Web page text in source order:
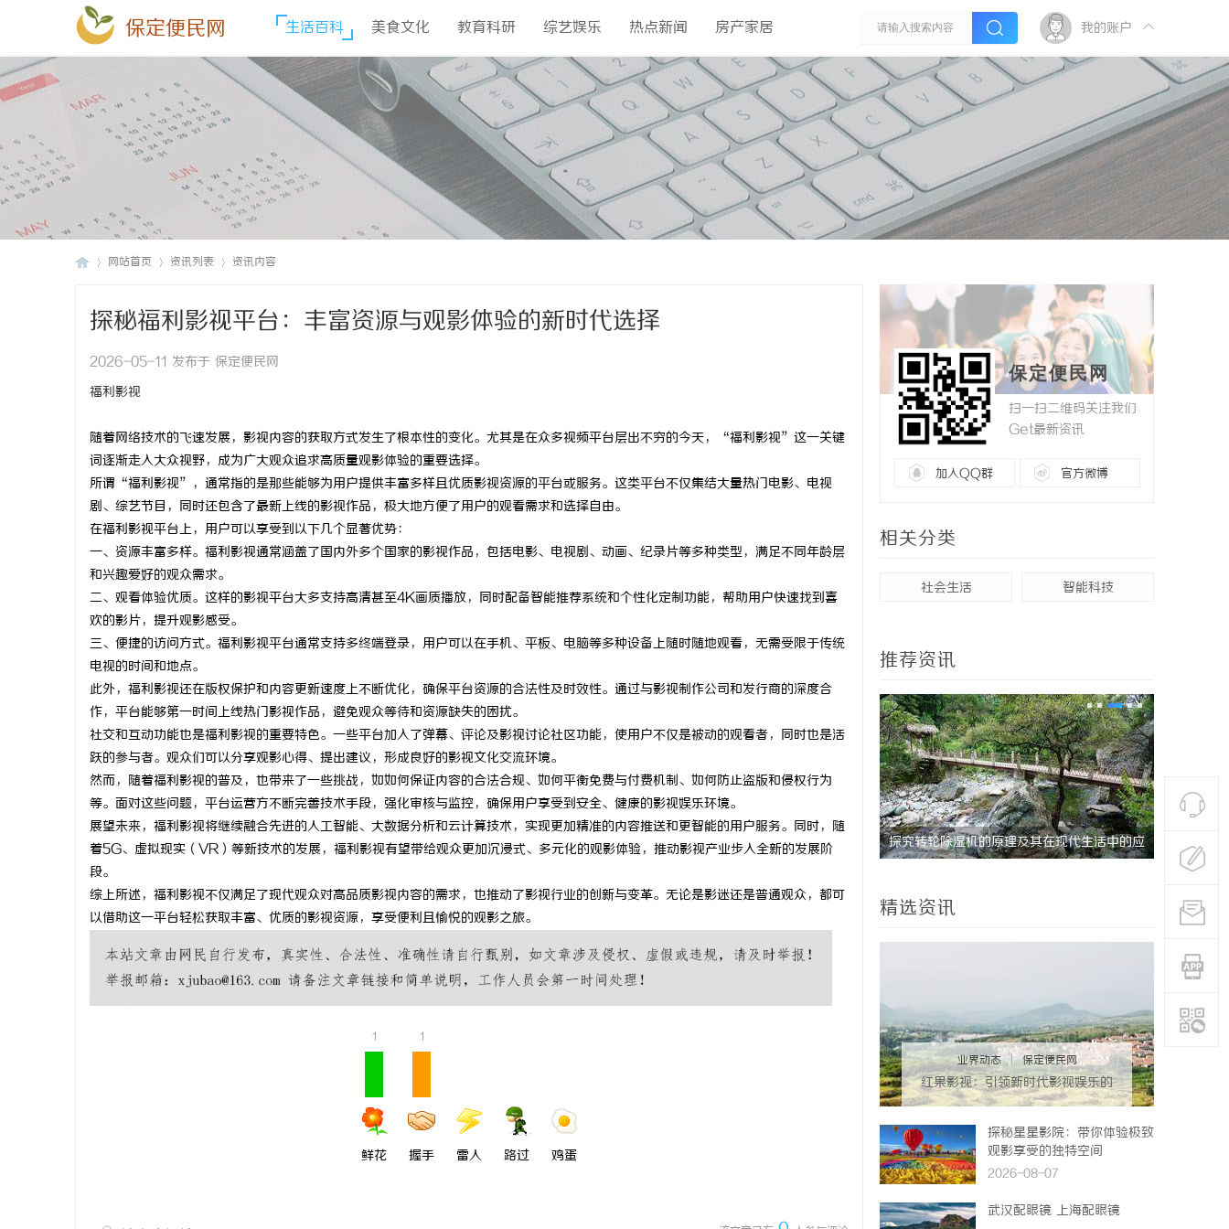
保定便民网 生活百科 美食文化 教育科研 综艺娱乐 热点新闻 房产家居 我的账户
网站首页 资讯列表 资讯内容
探秘福利影视平台：丰富资源与观影体验的新时代选择
2026-05-11 发布于 保定便民网
福利影视
随着网络技术的飞速发展，影视内容的获取方式发生了根本性的变化。尤其是在众多视频平台层出不穷的今天，“福利影视”这一关键
词逐渐走入大众视野，成为广大观众追求高质量观影体验的重要选择。
所谓“福利影视”，通常指的是那些能够为用户提供丰富多样且优质影视资源的平台或服务。这类平台不仅集结大量热门电影、电视
剧、综艺节目，同时还包含了最新上线的影视作品，极大地方便了用户的观看需求和选择自由。
在福利影视平台上，用户可以享受到以下几个显著优势：
一、资源丰富多样。福利影视通常涵盖了国内外多个国家的影视作品，包括电影、电视剧、动画、纪录片等多种类型，满足不同年龄层
和兴趣爱好的观众需求。
二、观看体验优质。这样的影视平台大多支持高清甚至4K画质播放，同时配备智能推荐系统和个性化定制功能，帮助用户快速找到喜
欢的影片，提升观影感受。
三、便捷的访问方式。福利影视平台通常支持多终端登录，用户可以在手机、平板、电脑等多种设备上随时随地观看，无需受限于传统
电视的时间和地点。
此外，福利影视还在版权保护和内容更新速度上不断优化，确保平台资源的合法性及时效性。通过与影视制作公司和发行商的深度合
作，平台能够第一时间上线热门影视作品，避免观众等待和资源缺失的困扰。
社交和互动功能也是福利影视的重要特色。一些平台加入了弹幕、评论及影视讨论社区功能，使用户不仅是被动的观看者，同时也是活
跃的参与者。观众们可以分享观影心得、提出建议，形成良好的影视文化交流环境。
然而，随着福利影视的普及，也带来了一些挑战，如如何保证内容的合法合规、如何平衡免费与付费机制、如何防止盗版和侵权行为
等。面对这些问题，平台运营方不断完善技术手段，强化审核与监控，确保用户享受到安全、健康的影视娱乐环境。
展望未来，福利影视将继续融合先进的人工智能、大数据分析和云计算技术，实现更加精准的内容推送和更智能的用户服务。同时，随
着5G、虚拟现实（VR）等新技术的发展，福利影视有望带给观众更加沉浸式、多元化的观影体验，推动影视产业步入全新的发展阶
段。
综上所述，福利影视不仅满足了现代观众对高品质影视内容的需求，也推动了影视行业的创新与变革。无论是影迷还是普通观众，都可
以借助这一平台轻松获取丰富、优质的影视资源，享受便利且愉悦的观影之旅。
1
鲜花
1
握手 雷人 路过 鸡蛋
保定便民网
扫一扫二维码关注我们
Get最新资讯
加入QQ群 官方微博
相关分类
社会生活 智能科技
推荐资讯
揭秘！专业充电桩项目软件开发商，究竟藏着 贝净 AC 国际医疗实验室，标准化研发体系 探究转轮除湿机的原理及其在现代生活中的应 天安生物
企业
精选资讯
业界动态 | 保定便民网
红果影视：引领新时代影视娱乐的
创新先锋
探秘星星影院：带你体验极致
观影享受的独特空间
2026-08-07
武汉配眼镜 上海配眼镜